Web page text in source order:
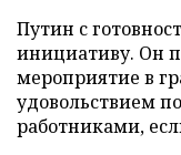
Путин с
инициативу. Он
мероприятие в
удовольствием
работниками,